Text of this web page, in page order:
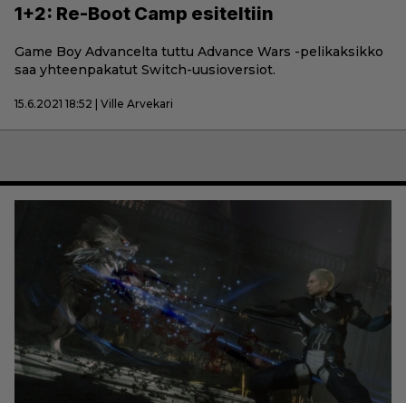
1+2: Re-Boot Camp esiteltiin
Game Boy Advancelta tuttu Advance Wars -pelikaksikko
saa yhteenpakatut Switch-uusioversiot.
15.6.2021 18:52 | Ville Arvekari